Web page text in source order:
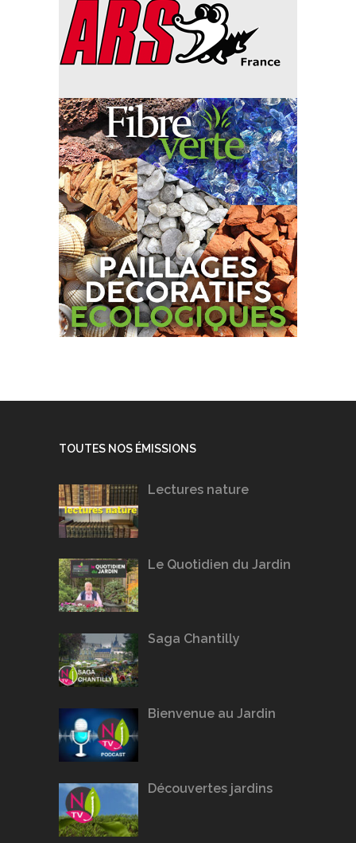
TOUTES NOS ÉMISSIONS
Lectures nature
Le Quotidien du Jardin
Saga Chantilly
Bienvenue au Jardin
Découvertes jardins